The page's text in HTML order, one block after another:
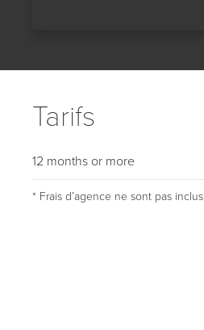
Tarifs
12 months or more
* Frais dʼagence ne sont pas inclus